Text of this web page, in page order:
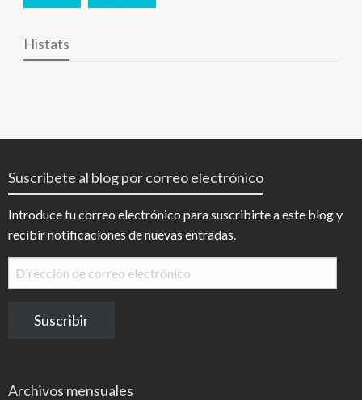
Histats
Suscríbete al blog por correo electrónico
Introduce tu correo electrónico para suscribirte a este blog y
recibir notificaciones de nuevas entradas.
Dirección
de
electrónico
Suscribir
Archivos mensuales